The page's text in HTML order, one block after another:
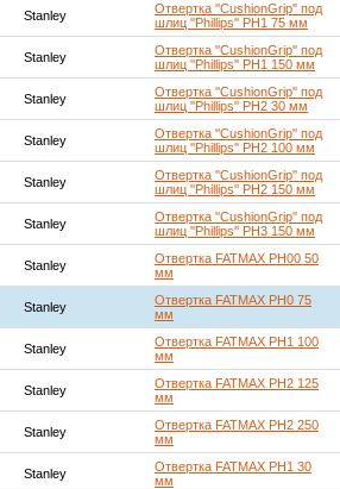
Stanley
Отвертка ''CushionGrip'' под
шлиц ''Phillips'' PH1 75 мм
Stanley
Отвертка ''CushionGrip'' под
шлиц ''Phillips'' PH1 150 мм
Stanley
Отвертка ''CushionGrip'' под
шлиц ''Phillips'' PH2 30 мм
Stanley
Отвертка ''CushionGrip'' под
шлиц ''Phillips'' PH2 100 мм
Stanley
Отвертка ''CushionGrip'' под
шлиц ''Phillips'' PH2 150 мм
Stanley
Отвертка ''CushionGrip'' под
шлиц ''Phillips'' PH3 150 мм
Stanley
Отвертка FATMAX PH00 50
мм
Stanley
Отвертка FATMAX PH0 75
мм
Stanley
Отвертка FATMAX PH1 100
мм
Stanley
Отвертка FATMAX PH2 125
мм
Stanley
Отвертка FATMAX PH2 250
мм
Stanley
Отвертка FATMAX PH1 30
мм